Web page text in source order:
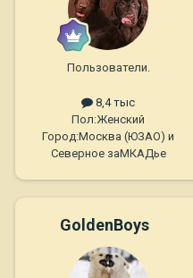
Пользователи.
8,4 тыс
Пол:Женский
Город:Москва (ЮЗАО) и
Северное заМКАДье
GoldenBoys